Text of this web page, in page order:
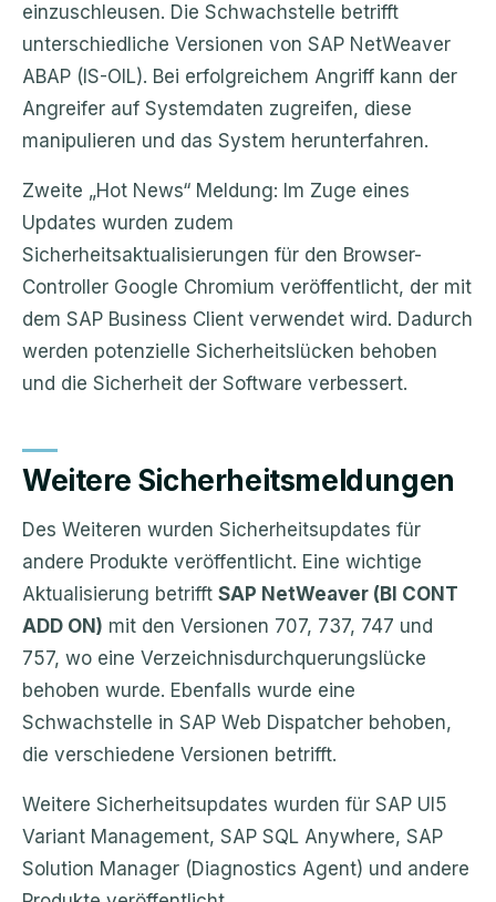
einzuschleusen. Die Schwachstelle betrifft
unterschiedliche Versionen von SAP NetWeaver
ABAP (IS-OIL). Bei erfolgreichem Angriff kann der
Angreifer auf Systemdaten zugreifen, diese
manipulieren und das System herunterfahren.
Zweite „Hot News“ Meldung: Im Zuge eines
Updates wurden zudem
Sicherheitsaktualisierungen für den Browser-
Controller Google Chromium veröffentlicht, der mit
dem SAP Business Client verwendet wird. Dadurch
werden potenzielle Sicherheitslücken behoben
und die Sicherheit der Software verbessert.
Weitere Sicherheitsmeldungen
Des Weiteren wurden Sicherheitsupdates für
andere Produkte veröffentlicht. Eine wichtige
Aktualisierung betrifft SAP NetWeaver (BI CONT
ADD ON) mit den Versionen 707, 737, 747 und
757, wo eine Verzeichnisdurchquerungslücke
behoben wurde. Ebenfalls wurde eine
Schwachstelle in SAP Web Dispatcher behoben,
die verschiedene Versionen betrifft.
Weitere Sicherheitsupdates wurden für SAP UI5
Variant Management, SAP SQL Anywhere, SAP
Solution Manager (Diagnostics Agent) und andere